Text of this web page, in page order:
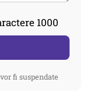
1000
fi suspendate